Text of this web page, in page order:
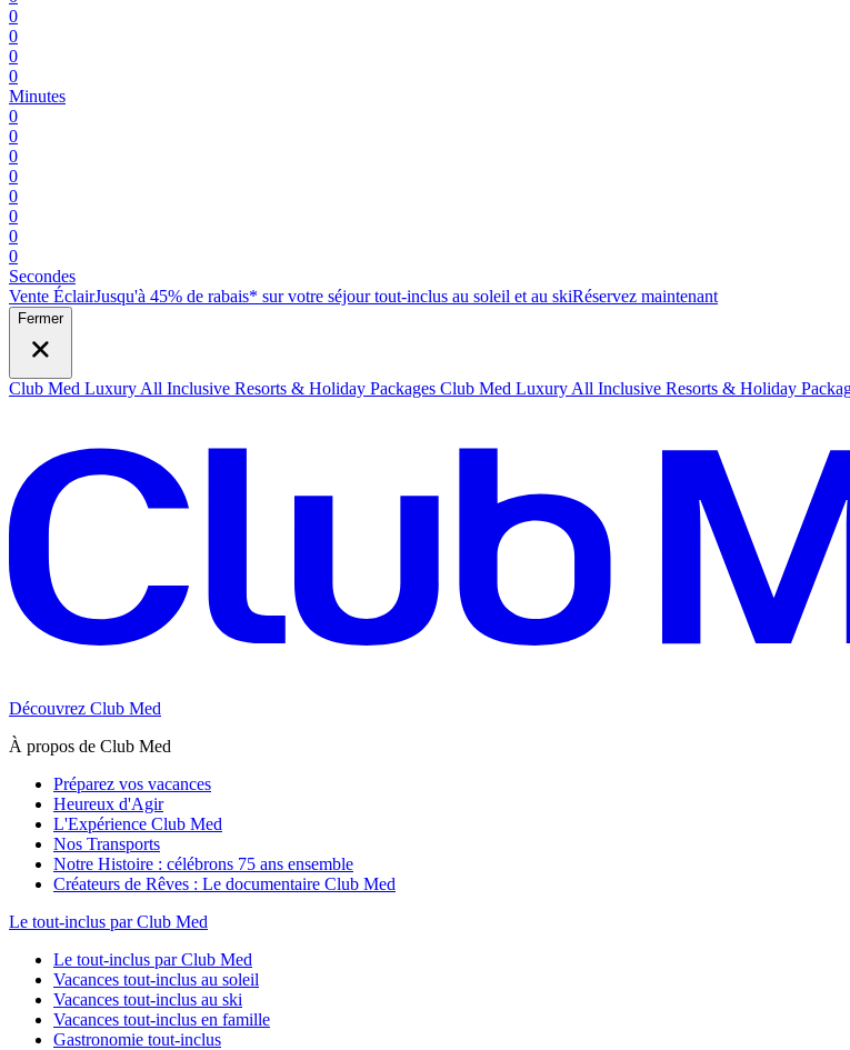
0
0
0
0
Minutes
0
0
0
0
0
0
0
0
Secondes
Vente ÉclairJusqu'à 45% de rabais* sur votre séjour tout-inclus au soleil et au skiRéservez maintenant
Fermer
Club Med Luxury All Inclusive Resorts & Holiday Packages Club Med Luxury All Inclusive Resorts & Holiday
Découvrez Club Med
À propos de Club Med
Préparez vos vacances
Heureux d'Agir
L'Expérience Club Med
Nos Transports
Notre Histoire : célébrons 75 ans ensemble
Créateurs de Rêves : Le documentaire Club Med
Le tout-inclus par Club Med
Le tout-inclus par Club Med
Vacances tout-inclus au soleil
Vacances tout-inclus au ski
Vacances tout-inclus en famille
Gastronomie tout-inclus